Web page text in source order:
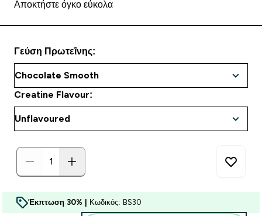
Αποκτήστε όγκο εύκολα
Γεύση Πρωτεΐνης:
Creatine Flavour:
Έκπτωση 30% | Κωδικός: BS30